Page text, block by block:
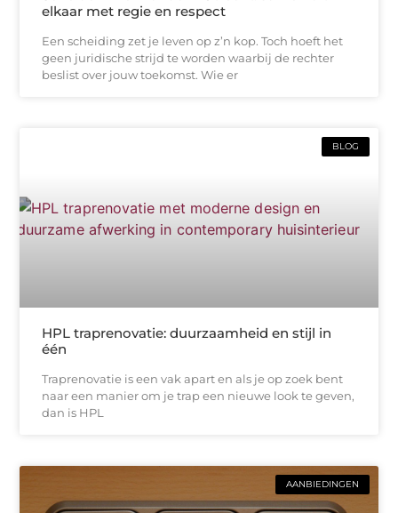
elkaar met regie en respect
Een scheiding zet je leven op z’n kop. Toch hoeft het
geen juridische strijd te worden waarbij de rechter
beslist over jouw toekomst. Wie er
BLOG
HPL traprenovatie: duurzaamheid en stijl in
één
Traprenovatie is een vak apart en als je op zoek bent
naar een manier om je trap een nieuwe look te geven,
dan is HPL
AANBIEDINGEN